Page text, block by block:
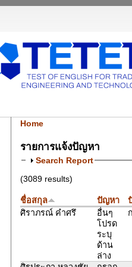
Home
รายการแจ้งปัญหา
Search Report
(3089 results)
ชื่อสกุล ปัญหา
ศิราภรณ์ คำศรึ
อื่นๆ
โปรด
ระบุ
ด้าน
ล่าง